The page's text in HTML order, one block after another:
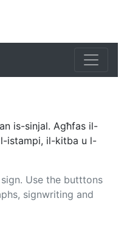
is-sinjal. Agħfas il-
istampi, il-kitba u l-
Use the butttons
signwriting and